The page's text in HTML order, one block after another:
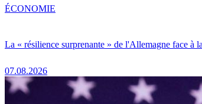
La « résilience surprenante » de l'Allemagne face à
07.08.2026
ÉCONOMIE